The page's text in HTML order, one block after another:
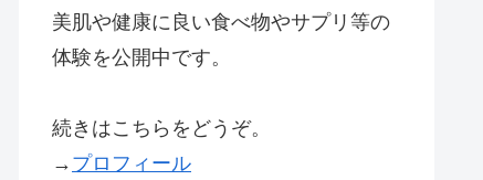
美肌や健康に良い食べ物やサプリ等の
体験を公開中です。
続きはこちらをどうぞ。
→ プロフィール